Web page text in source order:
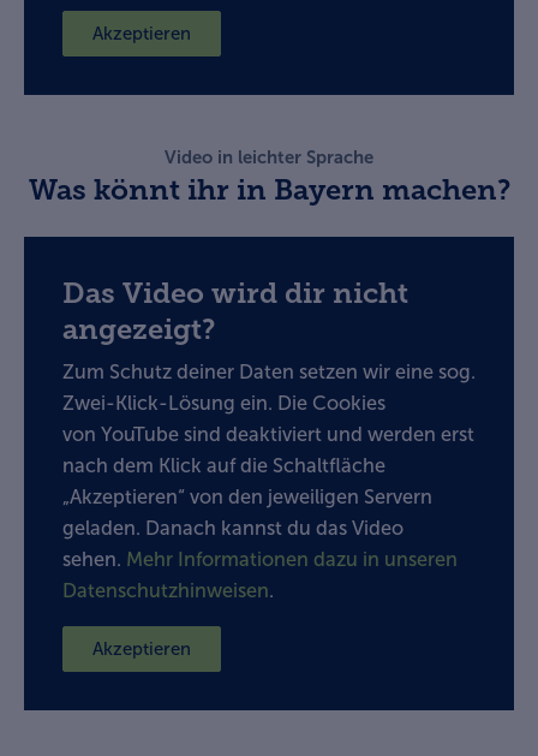
Akzeptieren
Video in leichter Sprache
Was könnt ihr in Bayern machen?
Das Video wird dir nicht
angezeigt?
Zum Schutz deiner Daten setzen wir eine sog.
Zwei-Klick-Lösung ein. Die Cookies
von YouTube sind deaktiviert und werden erst
nach dem Klick auf die Schaltfläche
„Akzeptieren“ von den jeweiligen Servern
geladen. Danach kannst du das Video
sehen. Mehr Informationen dazu in unseren
Datenschutzhinweisen.
Akzeptieren